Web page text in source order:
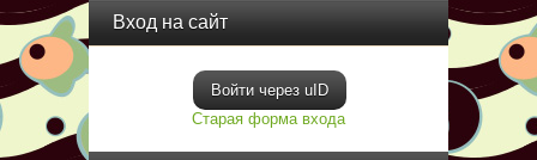
Вход на сайт
Войти через uID
Старая форма входа